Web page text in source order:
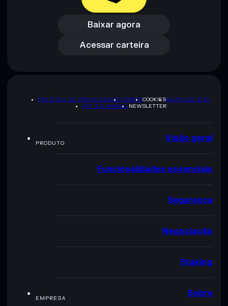
Baixar agora
Baixar agora
Acessar carteira
Acessar carteira
POLÍTICA DE PRIVACIDADETERMSCOOKIESMAPA DO SITE
KIT DA MARCA NEWSLETTER
PRODUTO Visão geral
Funcionalidades essenciais
Segurança
Negociação
Staking
EMPRESA Sobre